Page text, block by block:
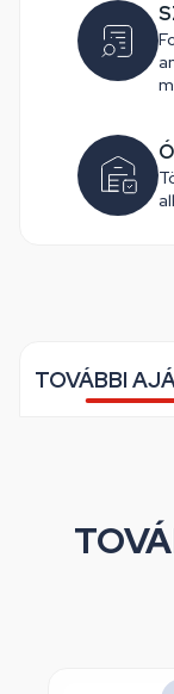
TOVÁBBI